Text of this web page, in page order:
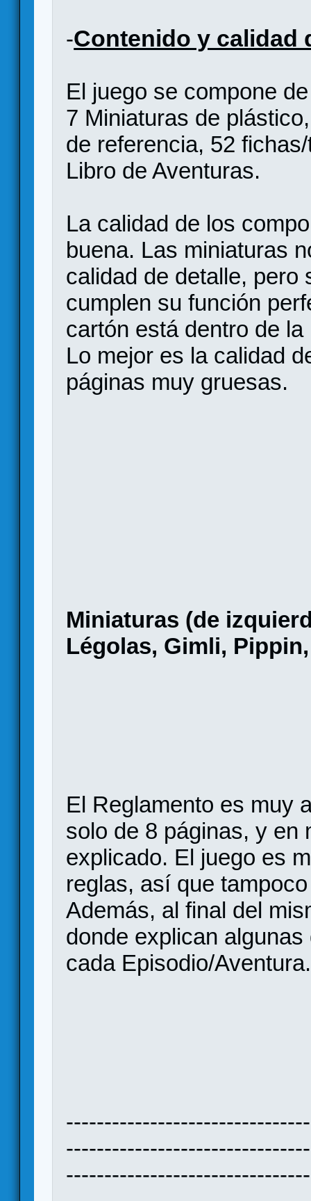
-Contenido y calidad
El juego se compone
7 Miniaturas de
de referencia, 52
Libro de Aventuras.
La calidad de los
buena. Las miniaturas
calidad de detalle, pero
cumplen su función
cartón está dentro de
Lo mejor es la calidad
páginas muy gruesas.
Miniaturas (de
Légolas, Gimli,
El Reglamento es muy
solo de 8 páginas, y en
explicado. El juego es
reglas, así que
Además, al final del
donde explican
cada Episodio/Aventura.